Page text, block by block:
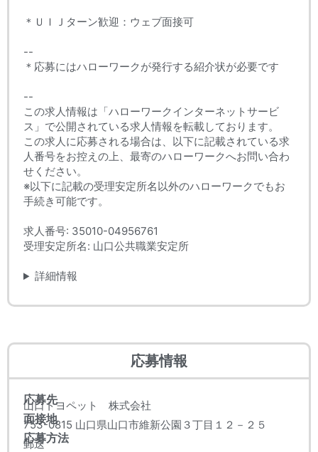
＊ＵＩＪターン歓迎：ウェブ面接可
--
＊応募にはハローワークが発行する紹介状が必要です
--
この求人情報は「ハローワークインターネットサービ
ス」で公開されている求人情報を転載しております。
この求人に応募される場合は、以下に記載されている求
人番号をお控えの上、最寄のハローワークへお問い合わ
せください。
※以下に記載の受理安定所名以外のハローワークでもお
手続き可能です。
求人番号: 35010-04956761
受理安定所名: 山口公共職業安定所
詳細情報
応募情報
応募先
山口トヨペット 株式会社
面接地
753-0815 山口県山口市維新公園３丁目１２－２５
応募方法
郵送